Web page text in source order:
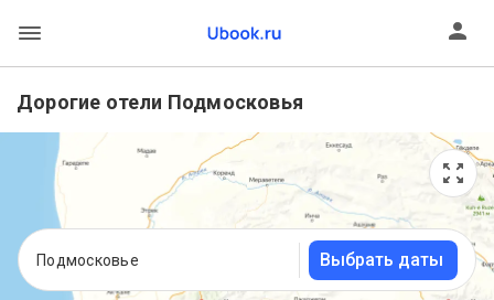
Дорогие отели Подмосковья
Подмосковье Выбрать даты